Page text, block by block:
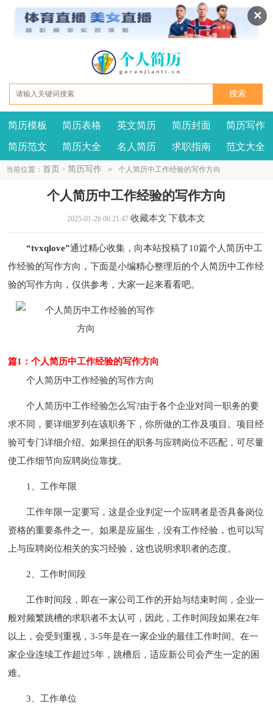
✕
我要投稿 投诉建议
简历模板 简历表格 英文简历 简历封面 简历写作
简历范文 简历大全 名人简历 求职指南 范文大全
当前位置： 首页 > 简历写作 > 个人简历中工作经验的写作方向
个人简历中工作经验的写作方向
2025-01-26 08:21:47 收藏本文 下载本文
“tvxqlove”通过精心收集，向本站投稿了10篇个人简历中工
作经验的写作方向，下面是小编精心整理后的个人简历中工作经
验的写作方向，仅供参考，大家一起来看看吧。
篇1：个人简历中工作经验的写作方向
个人简历中工作经验的写作方向
个人简历中工作经验怎么写?由于各个企业对同一职务的要
求不同，要详细罗列在该职务下，你所做的工作及项目。项目经
验可专门详细介绍。如果担任的职务与应聘岗位不匹配，可尽量
使工作细节向应聘岗位靠拢。
1、工作年限
工作年限一定要写，这是企业判定一个应聘者是否具备岗位
资格的重要条件之一。如果是应届生，没有工作经验，也可以写
上与应聘岗位相关的实习经验，这也说明求职者的态度。
2、工作时间段
工作时间段，即在一家公司工作的开始与结束时间，企业一
般对频繁跳槽的求职者不太认可，因此，工作时间段如果在2年
以上，会受到重视，3-5年是在一家企业的最佳工作时间。在一
家企业连续工作超过5年，跳槽后，适应新公司会产生一定的困
难。
3、工作单位